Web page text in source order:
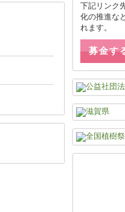
下記リンク
化の推進な
れます。
募金す